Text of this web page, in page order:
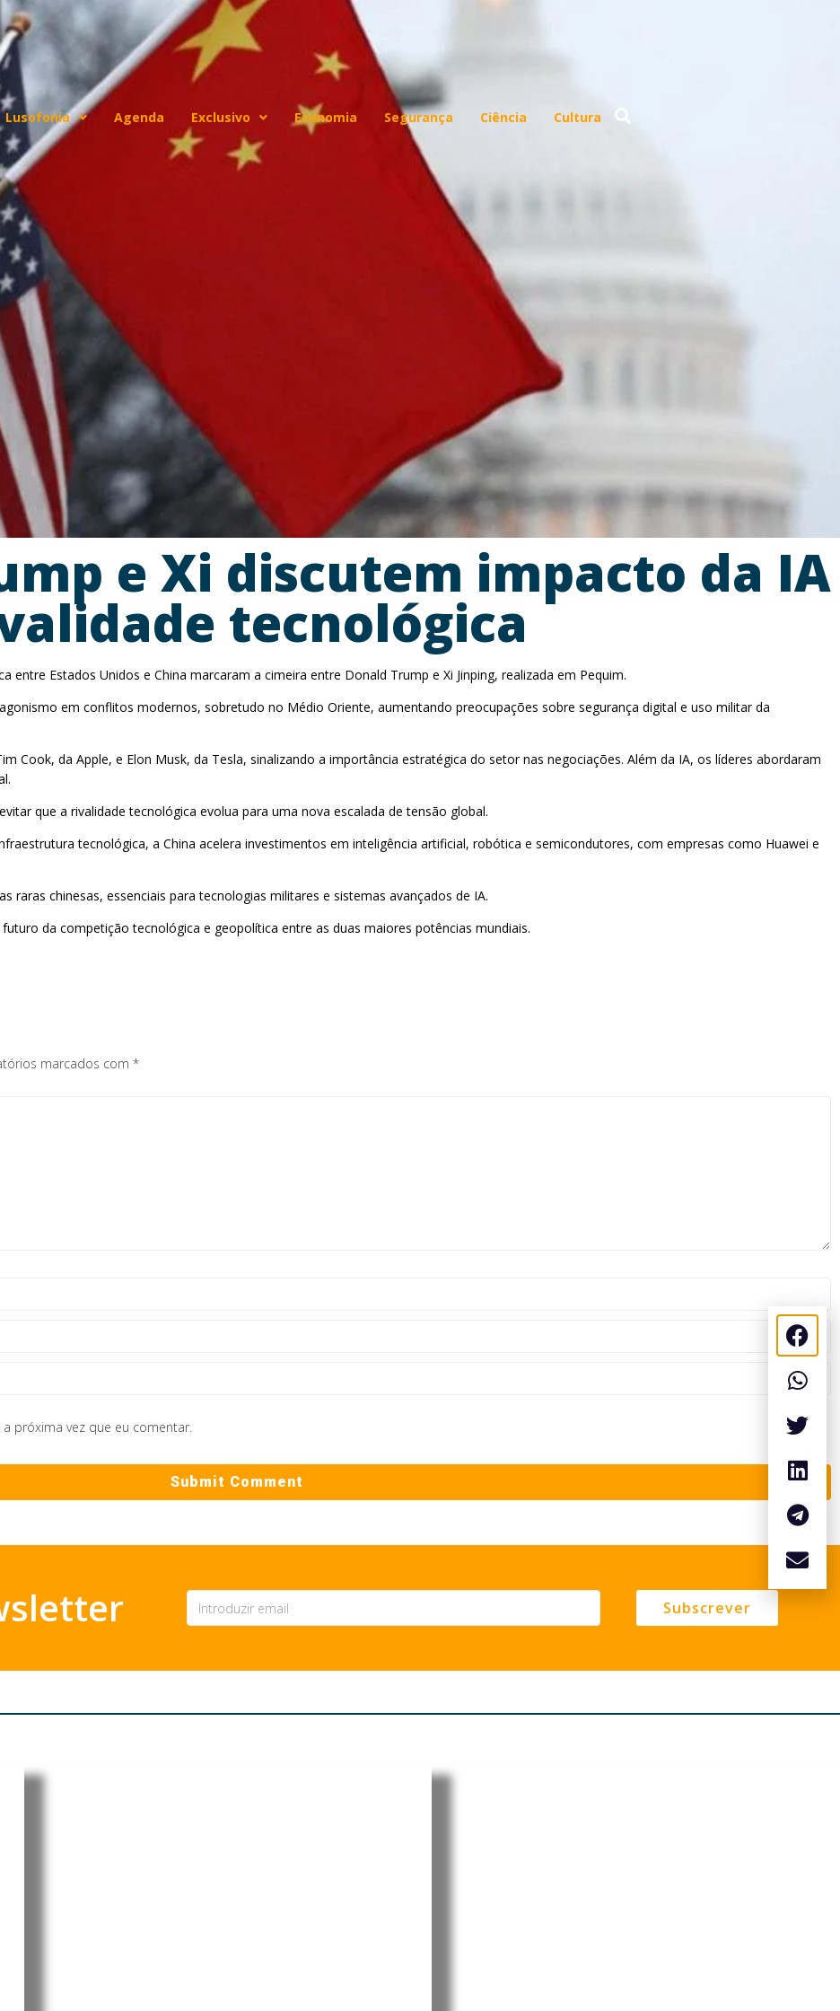
Lusofonia Agenda Exclusivo Economia Segurança Ciência Cultura
e Xi discutem impacto da IA
tecnológica
entre Estados Unidos e China marcaram a cimeira entre Donald Trump e Xi Jinping, realizada em Pequim.
em conflitos modernos, sobretudo no Médio Oriente, aumentando preocupações sobre segurança digital e uso militar da
Cook, da Apple, e Elon Musk, da Tesla, sinalizando a importância estratégica do setor nas negociações. Além da IA, os líderes abordaram
que a rivalidade tecnológica evolua para uma nova escalada de tensão global.
tecnológica, a China acelera investimentos em inteligência artificial, robótica e semicondutores, com empresas como Huawei e
raras chinesas, essenciais para tecnologias militares e sistemas avançados de IA.
da competição tecnológica e geopolítica entre as duas maiores potências mundiais.
marcados com *
próxima vez que eu comentar.
Subscrever